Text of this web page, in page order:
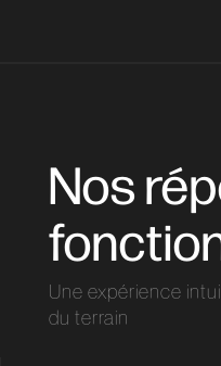
Nos
Une expérience
du terrain